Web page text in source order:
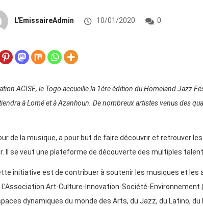
L'EmissaireAdmin 10/01/2020 0
ACISE, le Togo accueille la 1ère édition du Homeland Jazz
à Lomé et à Azanhoun. De nombreux artistes venus des
de la musique, a pour but de faire découvrir et retrouver
Il se veut une plateforme de découverte des multiples
initiative est de contribuer à soutenir les musiques et les
Art-Culture-Innovation-Société-Environnement
dynamiques du monde des Arts, du Jazz, du Latino,